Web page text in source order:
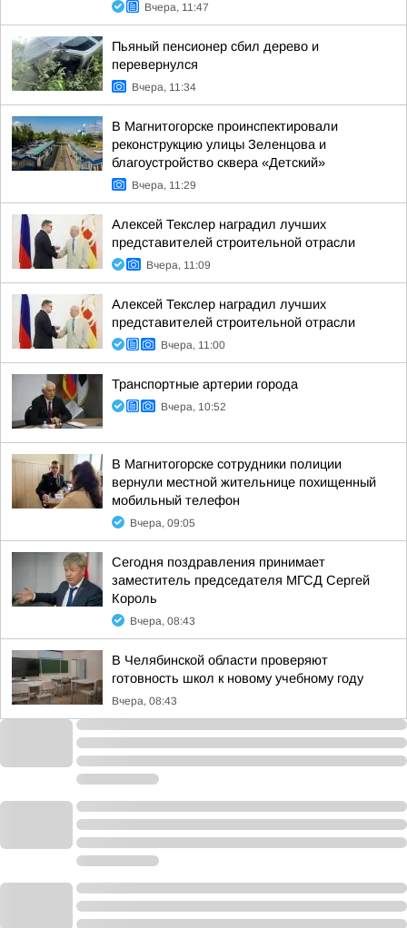
Вчера, 11:47
Пьяный пенсионер сбил дерево и
перевернулся
Вчера, 11:34
В Магнитогорске проинспектировали
реконструкцию улицы Зеленцова и
благоустройство сквера «Детский»
Вчера, 11:29
Алексей Текслер наградил лучших
представителей строительной отрасли
Вчера, 11:09
Алексей Текслер наградил лучших
представителей строительной отрасли
Вчера, 11:00
Транспортные артерии города
Вчера, 10:52
В Магнитогорске сотрудники полиции
вернули местной жительнице похищенный
мобильный телефон
Вчера, 09:05
Сегодня поздравления принимает
заместитель председателя МГСД Сергей
Король
Вчера, 08:43
В Челябинской области проверяют
готовность школ к новому учебному году
Вчера, 08:43